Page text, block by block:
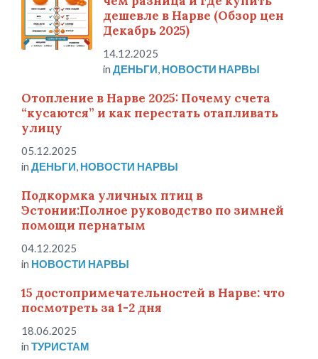
дешевле в Нарве (Обзор цен
Декабрь 2025)
14.12.2025
in ДЕНЬГИ НОВОСТИ НАРВЫ
Отопление в Нарве 2025: Почему счета
“кусаются” и как перестать отапливать
улицу
05.12.2025
in ДЕНЬГИ НОВОСТИ НАРВЫ
Подкормка уличных птиц в
Эстонии:Полное руководство по зимней
помощи пернатым
04.12.2025
in НОВОСТИ НАРВЫ
15 достопримечательностей в Нарве: что
посмотреть за 1-2 дня
18.06.2025
in ТУРИСТАМ